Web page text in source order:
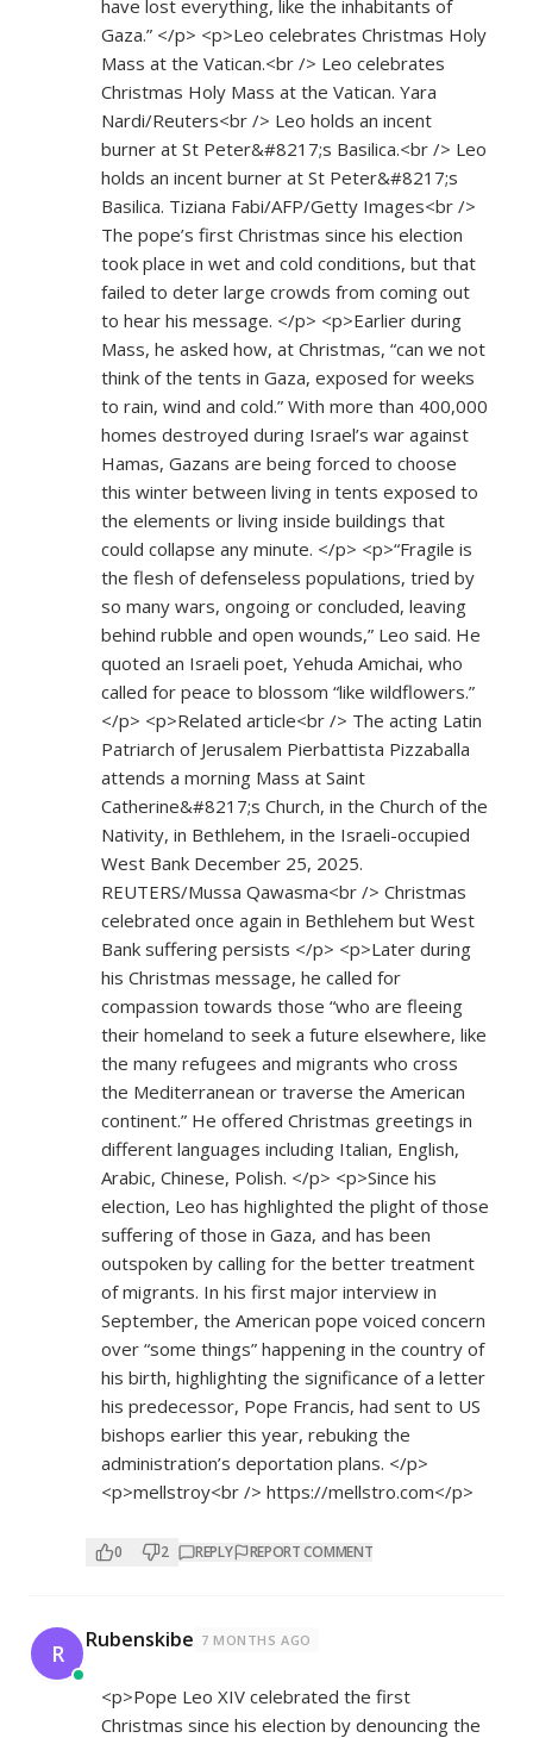
have lost everything, like the inhabitants of
Gaza.” </p> <p>Leo celebrates Christmas Holy
Mass at the Vatican.<br /> Leo celebrates
Christmas Holy Mass at the Vatican. Yara
Nardi/Reuters<br /> Leo holds an incent
burner at St Peter&#8217;s Basilica.<br /> Leo
holds an incent burner at St Peter&#8217;s
Basilica. Tiziana Fabi/AFP/Getty Images<br />
The pope’s first Christmas since his election
took place in wet and cold conditions, but that
failed to deter large crowds from coming out
to hear his message. </p> <p>Earlier during
Mass, he asked how, at Christmas, “can we not
think of the tents in Gaza, exposed for weeks
to rain, wind and cold.” With more than 400,000
homes destroyed during Israel’s war against
Hamas, Gazans are being forced to choose
this winter between living in tents exposed to
the elements or living inside buildings that
could collapse any minute. </p> <p>“Fragile is
the flesh of defenseless populations, tried by
so many wars, ongoing or concluded, leaving
behind rubble and open wounds,” Leo said. He
quoted an Israeli poet, Yehuda Amichai, who
called for peace to blossom “like wildflowers.”
</p> <p>Related article<br /> The acting Latin
Patriarch of Jerusalem Pierbattista Pizzaballa
attends a morning Mass at Saint
Catherine&#8217;s Church, in the Church of the
Nativity, in Bethlehem, in the Israeli-occupied
West Bank December 25, 2025.
REUTERS/Mussa Qawasma<br /> Christmas
celebrated once again in Bethlehem but West
Bank suffering persists </p> <p>Later during
his Christmas message, he called for
compassion towards those “who are fleeing
their homeland to seek a future elsewhere, like
the many refugees and migrants who cross
the Mediterranean or traverse the American
continent.” He offered Christmas greetings in
different languages including Italian, English,
Arabic, Chinese, Polish. </p> <p>Since his
election, Leo has highlighted the plight of those
suffering of those in Gaza, and has been
outspoken by calling for the better treatment
of migrants. In his first major interview in
September, the American pope voiced concern
over “some things” happening in the country of
his birth, highlighting the significance of a letter
his predecessor, Pope Francis, had sent to US
bishops earlier this year, rebuking the
administration’s deportation plans. </p>
<p>mellstroy<br /> https://mellstro.com</p>
0 2 REPLY REPORT COMMENT
R Rubenskibe 7 MONTHS AGO
<p>Pope Leo XIV celebrated the first
Christmas since his election by denouncing the